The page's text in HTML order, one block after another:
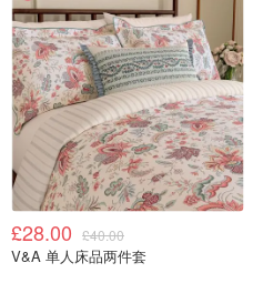
£28.00 £40.00
V&A 单人床品两件套